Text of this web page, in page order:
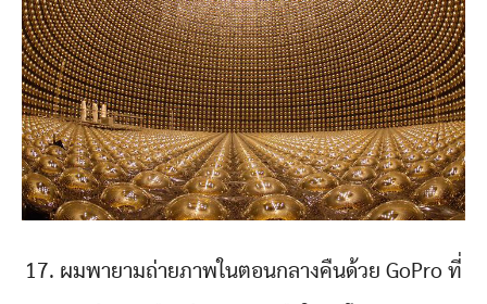
17. ผมพายามถ่ายภาพในตอนกลางคืนด้วย GoPro ที่